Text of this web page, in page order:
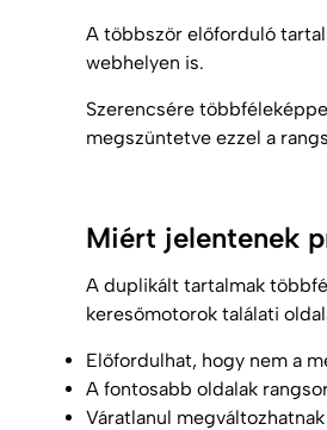
A többször előforduló
webhelyen is.
Szerencsére
megszüntetve ezzel a
Miért jelentenek
A duplikált tartalmak
keresőmotorok találati
Előfordulhat, hogy nem a
A fontosabb oldalak
Váratlanul